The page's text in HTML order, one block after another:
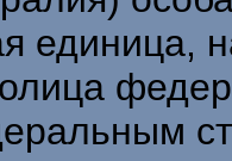
единица,